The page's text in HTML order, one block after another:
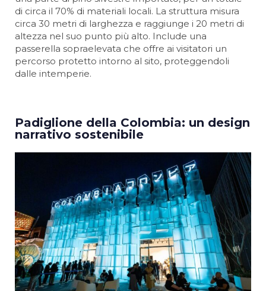
di circa il 70% di materiali locali. La struttura misura
circa 30 metri di larghezza e raggiunge i 20 metri di
altezza nel suo punto più alto. Include una
passerella sopraelevata che offre ai visitatori un
percorso protetto intorno al sito, proteggendoli
dalle intemperie.
Padiglione della Colombia: un design
narrativo sostenibile